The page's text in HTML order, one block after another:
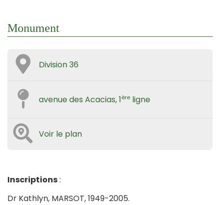
Monument
Division 36
avenue des Acacias, 1ère ligne
Voir le plan
Inscriptions:
Dr Kathlyn, MARSOT, 1949-2005.